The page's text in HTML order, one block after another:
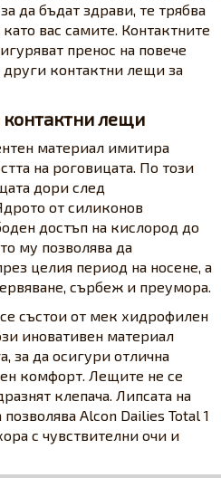
да бъдат здрави, те трябва
вас самите. Контактните
пренос на повече
контактни лещи за
лещи
материал имитира
на роговицата. По този
дори след
от силиконов
достъп на кислород до
му позволява да
целия период на носене, а
сърбеж и преумора.
състои от мек хидрофилен
иновативен материал
за да осигури отлична
комфорт. Лещите не се
клепача. Липсата на
Alcon Dailies Total 1
с чувствителни очи и